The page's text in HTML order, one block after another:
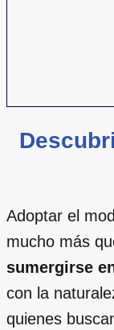
Adoptar el
mucho más
sumergirse
con la
quienes